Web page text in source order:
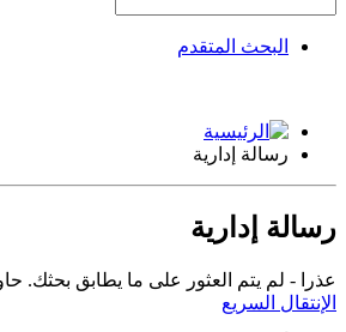
البحث المتقدم
رسالة إدارية
رسالة إدارية
عذرا - لم يتم العثور على ما يطابق بحثك.
الإنتقال السريع